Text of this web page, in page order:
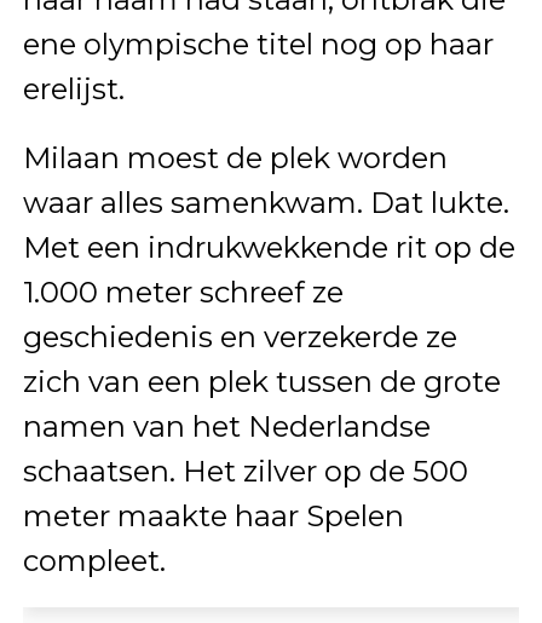
ene olympische titel nog op haar
erelijst.
Milaan moest de plek worden
waar alles samenkwam. Dat lukte.
Met een indrukwekkende rit op de
1.000 meter schreef ze
geschiedenis en verzekerde ze
zich van een plek tussen de grote
namen van het Nederlandse
schaatsen. Het zilver op de 500
meter maakte haar Spelen
compleet.